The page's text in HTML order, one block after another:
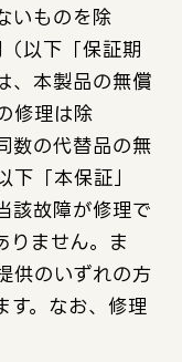
いものを除
以下「保証期
、本製品の無償
修理は除
数の代替品の無
下「本保証」
該故障が修理で
りません。ま
供のいずれの方
す。なお、修理